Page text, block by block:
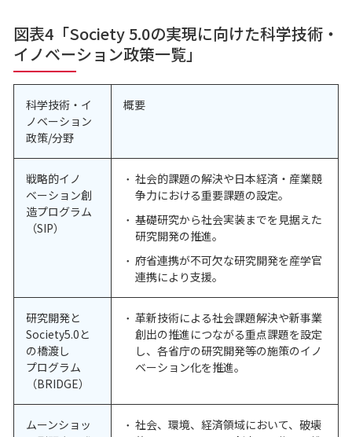
図表4「Society 5.0の実現に向けた科学技術・
イノベーション政策一覧」
科学技術・イ
ノベーション
政策/分野
概要
戦略的イノ
ベーション創
造プログラム
（SIP）
社会的課題の解決や日本経済・産業競
争力における重要課題の設定。
基礎研究から社会実装までを見据えた
研究開発の推進。
府省連携が不可欠な研究開発を産学官
連携により支援。
研究開発と
Society5.0と
の橋渡し
プログラム
（BRIDGE）
革新技術による社会課題解決や新事業
創出の推進につながる重点課題を設定
し、各省庁の研究開発等の施策のイノ
ベーション化を推進。
ムーンショッ
社会、環境、経済領域において、破壊